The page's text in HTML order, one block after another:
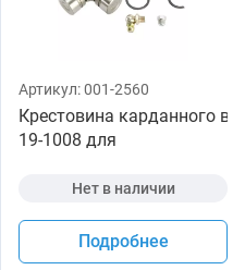
All Balls
Артикул:001-2560
Крестовина карданного
19-1008 для
Нет в наличии
Подробнее